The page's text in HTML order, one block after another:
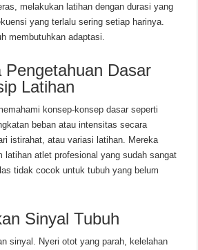
melakukan latihan dengan durasi yang
yang terlalu sering setiap harinya.
membutuhkan adaptasi.
Pengetahuan Dasar
Latihan
konsep-konsep dasar seperti
beban atau intensitas secara
istirahat, atau variasi latihan. Mereka
latihan atlet profesional yang sudah sangat
tidak cocok untuk tubuh yang belum
Sinyal Tubuh
sinyal. Nyeri otot yang parah, kelelahan